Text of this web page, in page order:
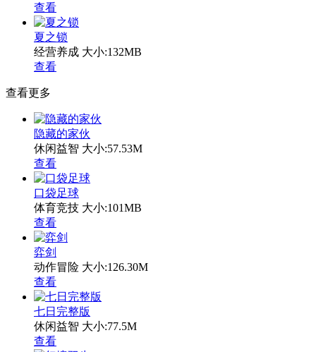
查看
夏之锁
经营养成 大小:132MB
查看
查看更多
隐藏的家伙
休闲益智 大小:57.53M
查看
口袋足球
体育竞技 大小:101MB
查看
弈剑
动作冒险 大小:126.30M
查看
七日完整版
休闲益智 大小:77.5M
查看